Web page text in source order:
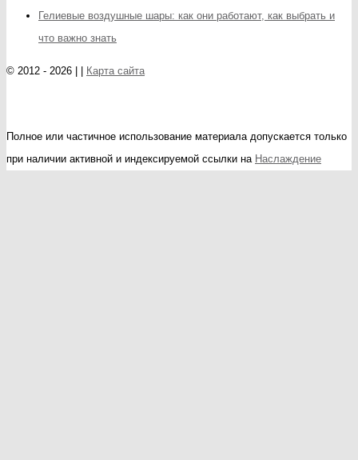
Гелиевые воздушные шары: как они работают, как выбрать и
что важно знать
© 2012 - 2026 | | Карта сайта
Полное или частичное использование материала допускается только
при наличии активной и индексируемой ссылки на Наслаждение